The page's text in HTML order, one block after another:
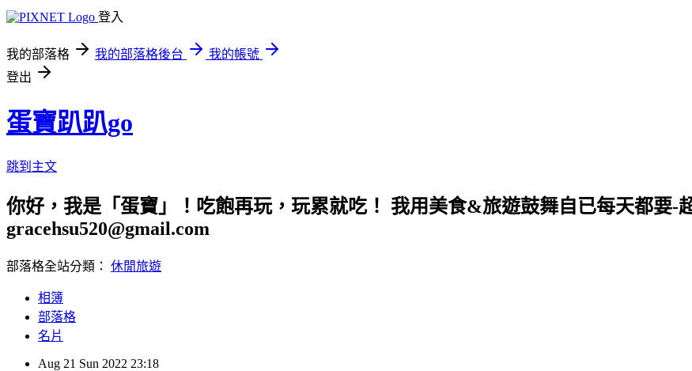
登入
我的部落格 我的部落格後台
我的帳號
登出
蛋寶趴趴go
跳到主文
你好，我是「蛋寶」！吃飽再玩，玩累就吃！ 我用美食&旅遊鼓舞自已每天都要-
gracehsu520@gmail.com
部落格全站分類： 休閒旅遊
相簿
部落格
名片
Aug 21 Sun 2022 23:18